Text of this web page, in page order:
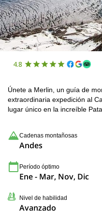
4.8
Únete a Merlin, un guía de
extraordinaria expedición al
lugar único en la increíble
Cadenas montañosas
Andes
Período óptimo
Ene - Mar, Nov, Dic
Nivel de habilidad
Avanzado